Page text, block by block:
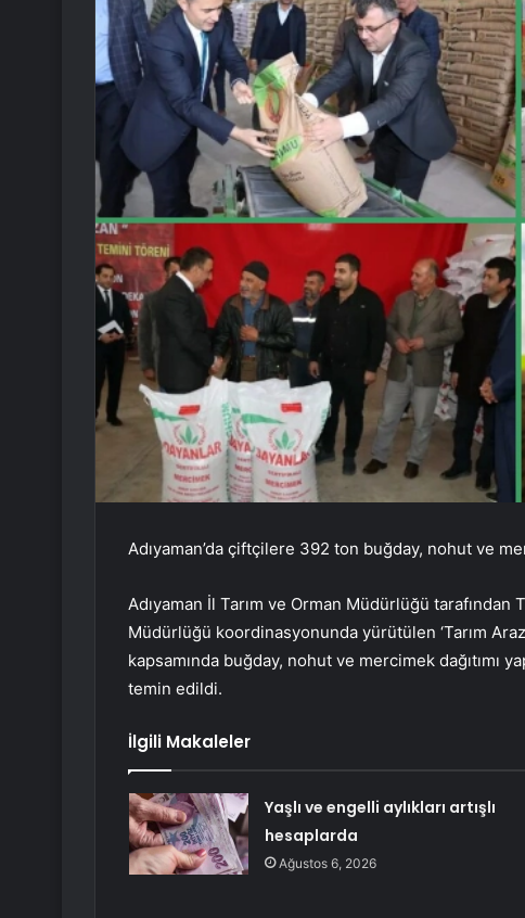
Adıyaman’da çiftçilere 392 ton buğday, nohut ve
Adıyaman İl Tarım ve Orman Müdürlüğü tarafından
Müdürlüğü koordinasyonunda yürütülen ‘Tarım
kapsamında buğday, nohut ve mercimek dağıtımı
temin edildi.
İlgili Makaleler
Yaşlı ve engelli aylıkları artışlı
hesaplarda
Ağustos 6, 2026